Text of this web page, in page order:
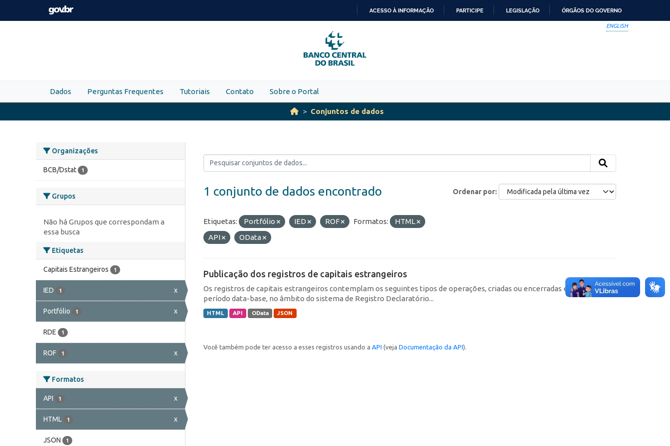
Skip to main content
PARA
O
CONTEÚDO
ACESSO À INFORMAÇÃO PARTICIPE LEGISLAÇÃO ÓRGÃOS DO GOVERNO
ENGLISH
Dados Perguntas Frequentes Tutoriais Contato Sobre o Portal
Conjuntos de dados
Organizações
BCB/Dstat 1
Grupos
Não há Grupos que correspondam a
essa busca
Etiquetas
Capitais Estrangeiros 1
IED 1 x
Portfólio 1 x
RDE 1
ROF 1 x
Formatos
API 1 x
HTML 1 x
JSON 1
Ordenar por
1 conjunto de dados encontrado
Etiquetas: Portfólio IED ROF Formatos:
HTML
API
OData
Publicação dos registros de capitais estrangeiros
Os registros de capitais estrangeiros contemplam os seguintes tipos de operações, criadas ou encerradas em cada
período data-base, no âmbito do sistema de Registro Declaratório...
HTML API OData JSON
Você também pode ter acesso a esses registros usando a API (veja Documentação da API).